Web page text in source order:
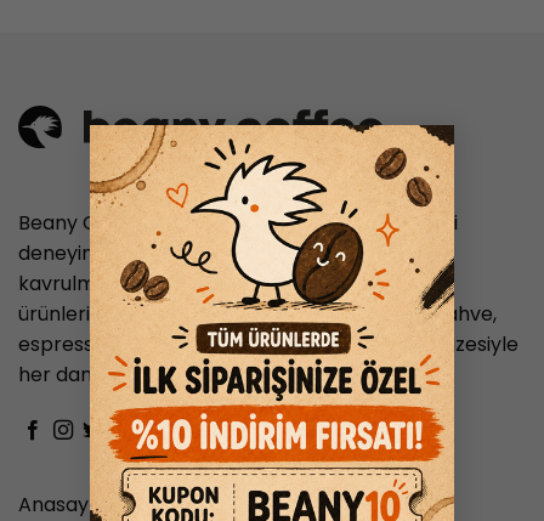
×
Beany Coffee, nitelikli kahve tutkunlarına en iyi
deneyimi sunmayı hedefleyen, taze ve özenle
kavrulmuş kahve çekirdekleriyle hazırlanan
ürünleriyle hizmet veren bir markadır. Filtre kahve,
espresso ve Türk kahvesi gibi geniş ürün yelpazesiyle
her damak zevkine hitap eder.
Anasayfa
Teslimat ve İade